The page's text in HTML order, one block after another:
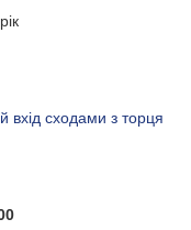
сходами з торця